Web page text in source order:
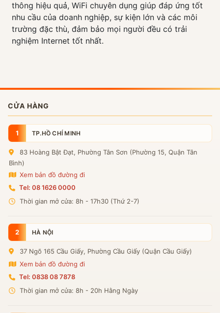
thông hiệu quả, WiFi chuyên dụng giúp đáp ứng tốt
nhu cầu của doanh nghiệp, sự kiện lớn và các môi
trường đặc thù, đảm bảo mọi người đều có trải
nghiệm Internet tốt nhất.
CỬA HÀNG
1 TP.HỒ CHÍ MINH
83 Hoàng Bật Đạt, Phường Tân Sơn (Phường 15, Quận Tân
Bình)
Xem bản đồ đường đi
Tel: 08 1626 0000
Thời gian mở cửa: 8h - 17h30 (Thứ 2-7)
2 HÀ NỘI
37 Ngõ 165 Cầu Giấy, Phường Cầu Giấy (Quận Cầu Giấy)
Xem bản đồ đường đi
Tel: 0838 08 7878
Thời gian mở cửa: 8h - 20h Hằng Ngày